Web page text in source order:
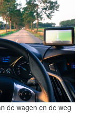
de wagen en de weg